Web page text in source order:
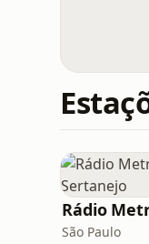
São Paulo